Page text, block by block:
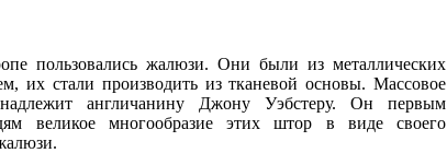
пользовались жалюзи. Они были из металлических
их стали производить из тканевой основы. Массовое
англичанину Джону Уэбстеру. Он первым
великое многообразие этих штор в виде своего